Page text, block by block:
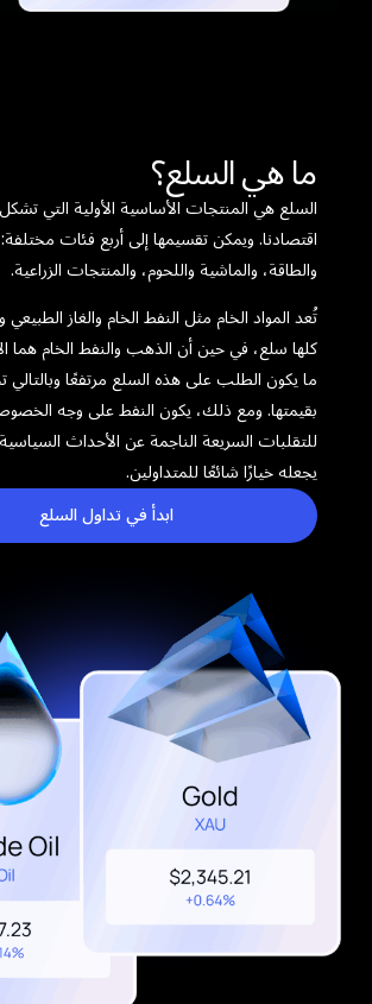
ما هي السلع؟
السلع هي المنتجات الأساسية الأولية التي
اقتصادنا. ويمكن تقسيمها إلى أربع فئات
والطاقة، والماشية واللحوم، والمنتجات الزراعية.
تُعد المواد الخام مثل النفط الخام والغاز
كلها سلع، في حين أن الذهب والنفط الخام هما
ما يكون الطلب على هذه السلع مرتفعًا وبالتالي
بقيمتها. ومع ذلك، يكون النفط على وجه
للتقلبات السريعة الناجمة عن الأحداث
يجعله خيارًا شائعًا للمتداولين.
ابدأ في تداول السلع